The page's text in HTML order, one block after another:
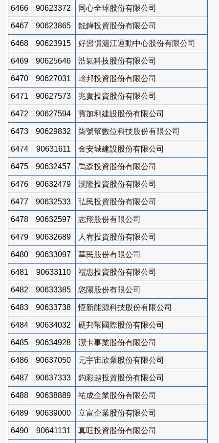
6466 90623372 同心全球股份有限公司
6467 90623865 鍅鏵投資股份有限公司
6468 90623915 好習慣滬江運動中心股份有限公司
6469 90625646 浩氣科技股份有限公司
6470 90627031 翰邦投資股份有限公司
6471 90627573 兆賀投資股份有限公司
6472 90627594 寶加利建設股份有限公司
6473 90629832 柒號幫數位科技股份有限公司
6474 90631611 金安城建設股份有限公司
6475 90632457 禹森投資股份有限公司
6476 90632479 漢隆投資股份有限公司
6477 90632533 弘民投資股份有限公司
6478 90632597 志翔股份有限公司
6479 90632689 人宥投資股份有限公司
6480 90633097 華民股份有限公司
6481 90633110 禮惠投資股份有限公司
6482 90633385 悠陽股份有限公司
6483 90633738 恆新能源科技股份有限公司
6484 90634032 硬邦幫國際股份有限公司
6485 90634928 潔卡事業股份有限公司
6486 90637050 元宇宙欣業股份有限公司
6487 90637333 鈞彩越投資股份有限公司
6488 90638889 祐成企業股份有限公司
6489 90639000 立富企業股份有限公司
6490 90641131 真旺投資股份有限公司